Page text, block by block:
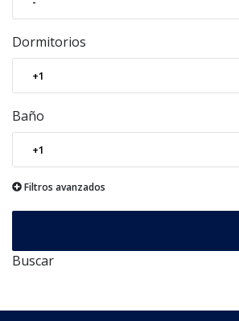
Dormitorios
Baño
Filtros avanzados
Buscar